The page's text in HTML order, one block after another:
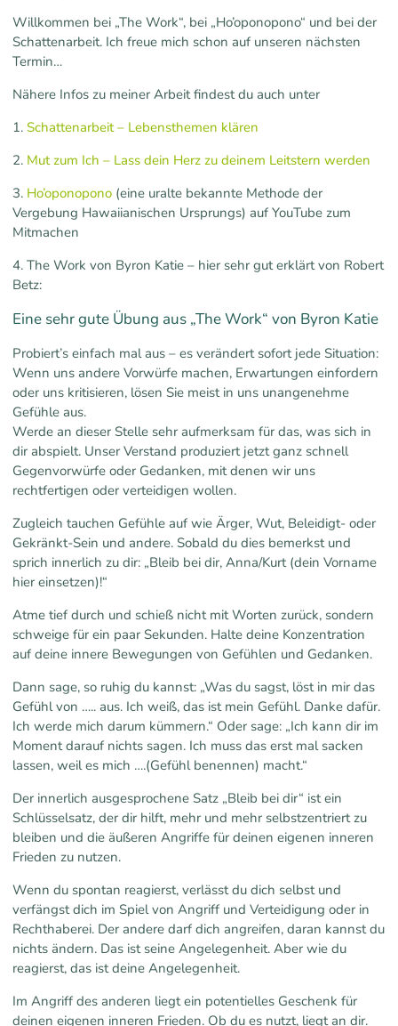
Willkommen bei „The Work“, bei „Ho’oponopono“ und bei der
Schattenarbeit. Ich freue mich schon auf unseren nächsten
Termin…
Nähere Infos zu meiner Arbeit findest du auch unter
1.Schattenarbeit – Lebensthemen klären
2. Mut zum Ich – Lass dein Herz zu deinem Leitstern werden
3. Ho’oponopono (eine uralte bekannte Methode der
Vergebung Hawaiianischen Ursprungs) auf YouTube zum
Mitmachen
4. The Work von Byron Katie – hier sehr gut erklärt von Robert
Betz:
Eine sehr gute Übung aus „The Work“ von Byron Katie
Probiert’s einfach mal aus – es verändert sofort jede Situation:
Wenn uns andere Vorwürfe machen, Erwartungen einfordern
oder uns kritisieren, lösen Sie meist in uns unangenehme
Gefühle aus.
Werde an dieser Stelle sehr aufmerksam für das, was sich in
dir abspielt. Unser Verstand produziert jetzt ganz schnell
Gegenvorwürfe oder Gedanken, mit denen wir uns
rechtfertigen oder verteidigen wollen.
Zugleich tauchen Gefühle auf wie Ärger, Wut, Beleidigt- oder
Gekränkt-Sein und andere. Sobald du dies bemerkst und
sprich innerlich zu dir: „Bleib bei dir, Anna/Kurt (dein Vorname
hier einsetzen)!“
Atme tief durch und schieß nicht mit Worten zurück, sondern
schweige für ein paar Sekunden. Halte deine Konzentration
auf deine innere Bewegungen von Gefühlen und Gedanken.
Dann sage, so ruhig du kannst: „Was du sagst, löst in mir das
Gefühl von ….. aus. Ich weiß, das ist mein Gefühl. Danke dafür.
Ich werde mich darum kümmern.“ Oder sage: „Ich kann dir im
Moment darauf nichts sagen. Ich muss das erst mal sacken
lassen, weil es mich ….(Gefühl benennen) macht.“
Der innerlich ausgesprochene Satz „Bleib bei dir“ ist ein
Schlüsselsatz, der dir hilft, mehr und mehr selbstzentriert zu
bleiben und die äußeren Angriffe für deinen eigenen inneren
Frieden zu nutzen.
Wenn du spontan reagierst, verlässt du dich selbst und
verfängst dich im Spiel von Angriff und Verteidigung oder in
Rechthaberei. Der andere darf dich angreifen, daran kannst du
nichts ändern. Das ist seine Angelegenheit. Aber wie du
reagierst, das ist deine Angelegenheit.
Im Angriff des anderen liegt ein potentielles Geschenk für
deinen eigenen inneren Frieden. Ob du es nutzt, liegt an dir.